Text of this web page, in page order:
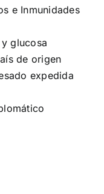
e Inmunidades
glucosa
de origen
expedida